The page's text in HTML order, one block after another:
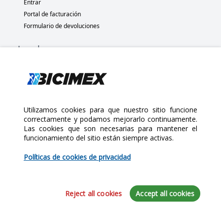
$110.00
Agregar al Carrito
Entrar
Portal de facturación
Formulario de devoluciones
Legal
Políticas de privacidad
Políticas de devolución
Copyright 2025 Bicimex®. All rights reserved. Today is Jueves,
Agosto 6, 2026
Utilizamos cookies para que nuestro sitio funcione
correctamente y podamos mejorarlo continuamente.
Las cookies que son necesarias para mantener el
funcionamiento del sitio están siempre activas.
Políticas de cookies de privacidad
Reject all cookies Accept all cookies